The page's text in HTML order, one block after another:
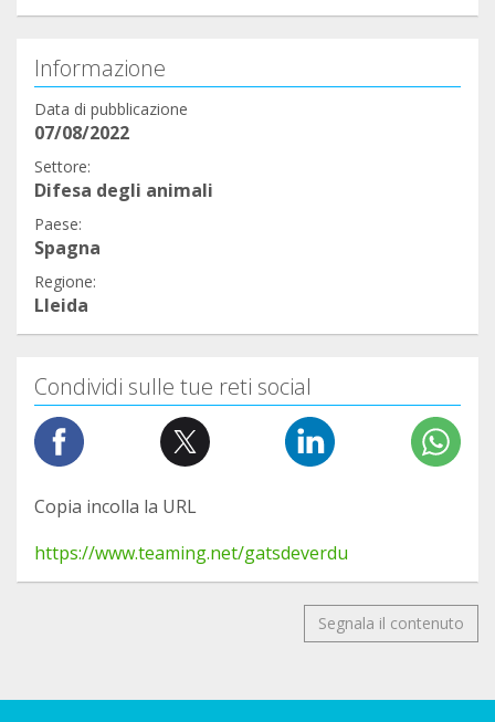
Informazione
Data di pubblicazione
07/08/2022
Settore:
Difesa degli animali
Paese:
Spagna
Regione:
Lleida
Condividi sulle tue reti social
Copia incolla la URL
https://www.teaming.net/gatsdeverdu
Segnala il contenuto